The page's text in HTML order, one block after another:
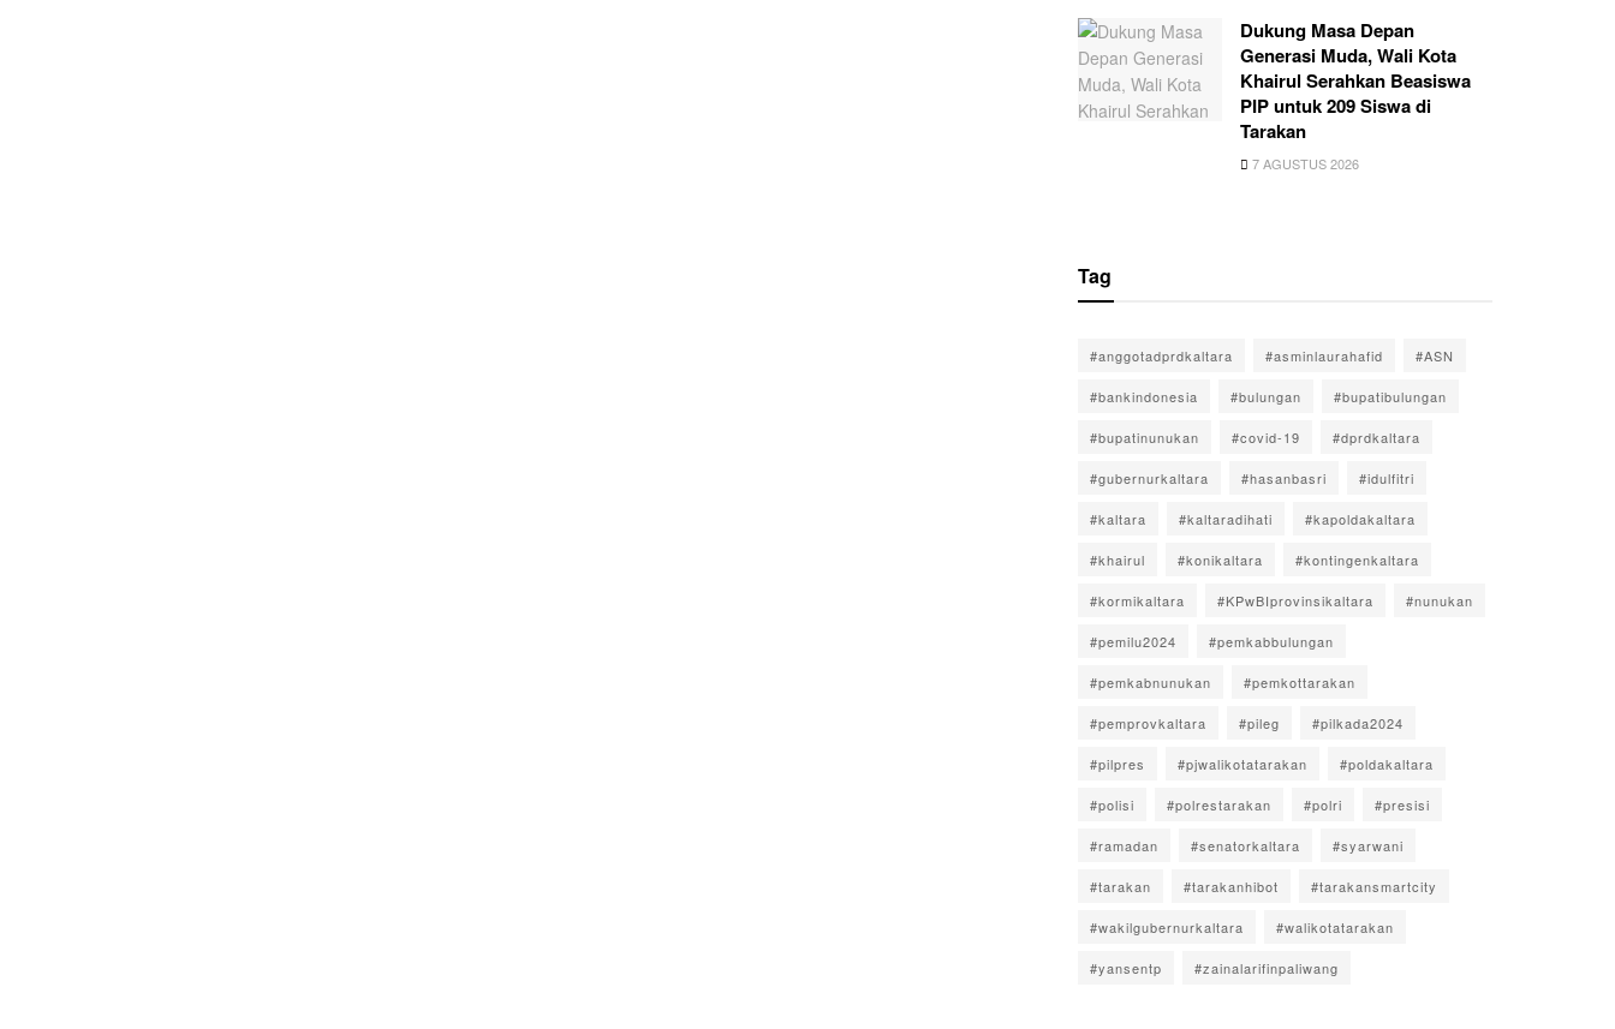
Dukung Masa Depan
Generasi Muda, Wali Kota
Khairul Serahkan Beasiswa
PIP untuk 209 Siswa di
Tarakan
7 AGUSTUS 2026
Tag
#anggotadprdkaltara #asminlaurahafid #ASN
#bankindonesia #bulungan #bupatibulungan
#bupatinunukan #covid-19 #dprdkaltara
#gubernurkaltara #hasanbasri #idulfitri
#kaltara #kaltaradihati #kapoldakaltara
#khairul #konikaltara #kontingenkaltara
#kormikaltara #KPwBIprovinsikaltara #nunukan
#pemilu2024 #pemkabbulungan
#pemkabnunukan #pemkottarakan
#pemprovkaltara #pileg #pilkada2024
#pilpres #pjwalikotatarakan #poldakaltara
#polisi #polrestarakan #polri #presisi
#ramadan #senatorkaltara #syarwani
#tarakan #tarakanhibot #tarakansmartcity
#wakilgubernurkaltara #walikotatarakan
#yansentp #zainalarifinpaliwang